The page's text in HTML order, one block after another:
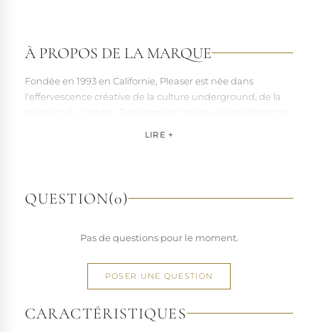
À PROPOS DE LA MARQUE
Fondée en 1993 en Californie, Pleaser est née dans
l'effervescence créative de la culture underground, de la
elle a étendu son savoir-faire à d'autres univers. Pleaser est
aujourd'hui distribuée dans 110 pays.
de la mode, Pleaser propose des collections ultra féminines
une large gamme de pointures. Parce qu'un style ne
devrait jamais se réduire à une question de centimètres, la
marque défend une idée simple : permettre à chacun
d'exprimer, sans contrainte, qui il veut être.
LIRE +
QUESTION(0)
Pas de questions pour le moment.
POSER UNE QUESTION
CARACTÉRISTIQUES